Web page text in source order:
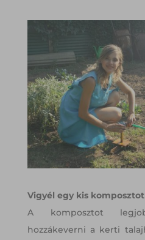
Vigyél egy kis
A komposztot
hozzákeverni a kerti